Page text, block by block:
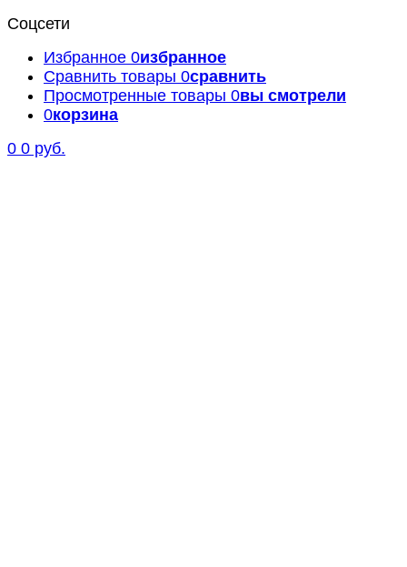
Соцсети
Избранное 0избранное
Сравнить товары 0сравнить
Просмотренные товары 0вы смотрели
0корзина
0 0 руб.